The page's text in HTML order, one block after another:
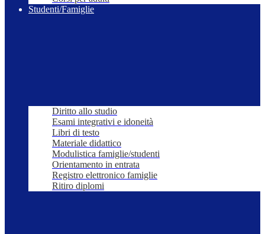
Studenti/Famiglie
Diritto allo studio
Esami integrativi e idoneità
Libri di testo
Materiale didattico
Modulistica famiglie/studenti
Orientamento in entrata
Registro elettronico famiglie
Ritiro diplomi